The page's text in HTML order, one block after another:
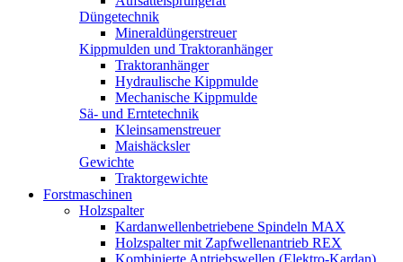
Düngetechnik
Mineraldüngerstreuer
Kippmulden und Traktoranhänger
Traktoranhänger
Hydraulische Kippmulde
Mechanische Kippmulde
Sä- und Erntetechnik
Kleinsamenstreuer
Maishäcksler
Gewichte
Traktorgewichte
Forstmaschinen
Holzspalter
Kardanwellenbetriebene Spindeln MAX
Holzspalter mit Zapfwellenantrieb REX
Kombinierte Antriebswellen (Elektro-Kardan)